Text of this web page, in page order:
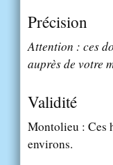
Précision
Attention : ces
auprès de votre
Validité
Montolieu : Ces
environs.